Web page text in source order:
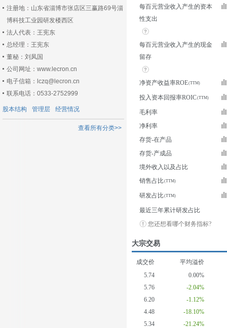
注册地：山东省淄博市张店区三赢路69号淄
博科技工业园研发楼西区
法人代表：王宪东
总经理：王宪东
董秘：刘凤国
公司网址：www.lecron.cn
电子信箱：lczq@lecron.cn
联系电话：0533-2752999
股本结构 管理层 经营情况
查看所有分类>>
每百元营业收入产生的资本
性支出
每百元营业收入产生的现金
留存
净资产收益率ROE
投入资本回报率ROIC
毛利率
净利率
存货-在产品
存货-产成品
境外收入以及占比
销售占比
研发占比
最近三年累计研发占比
您还想看哪个财务指标?
大宗交易
成交价
平均溢价
5.74
0.00%
5.76
-2.04%
6.20
-1.12%
4.48
-18.10%
5.34
-21.24%